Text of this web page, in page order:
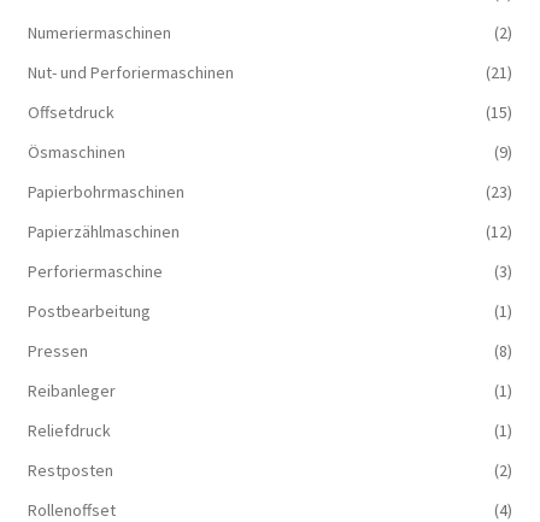
Numeriermaschinen
(2)
Nut- und Perforiermaschinen
(21)
Offsetdruck
(15)
Ösmaschinen
(9)
Papierbohrmaschinen
(23)
Papierzählmaschinen
(12)
Perforiermaschine
(3)
Postbearbeitung
(1)
Pressen
(8)
Reibanleger
(1)
Reliefdruck
(1)
Restposten
(2)
Rollenoffset
(4)